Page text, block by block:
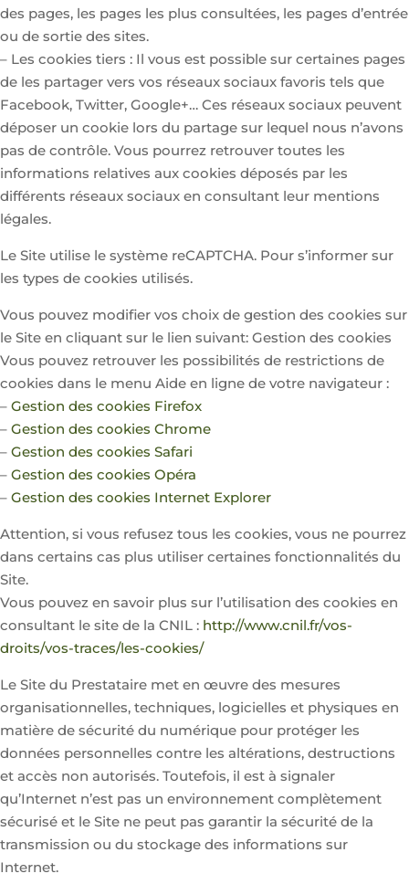
des pages, les pages les plus consultées, les pages d’entrée
ou de sortie des sites.
– Les cookies tiers : Il vous est possible sur certaines pages
de les partager vers vos réseaux sociaux favoris tels que
Facebook, Twitter, Google+… Ces réseaux sociaux peuvent
déposer un cookie lors du partage sur lequel nous n’avons
pas de contrôle. Vous pourrez retrouver toutes les
informations relatives aux cookies déposés par les
différents réseaux sociaux en consultant leur mentions
légales.
Le Site utilise le système reCAPTCHA. Pour s’informer sur
les types de cookies utilisés.
Vous pouvez modifier vos choix de gestion des cookies sur
le Site en cliquant sur le lien suivant: Gestion des cookies
Vous pouvez retrouver les possibilités de restrictions de
cookies dans le menu Aide en ligne de votre navigateur :
– Gestion des cookies Firefox
– Gestion des cookies Chrome
– Gestion des cookies Safari
– Gestion des cookies Opéra
– Gestion des cookies Internet Explorer
Attention, si vous refusez tous les cookies, vous ne pourrez
dans certains cas plus utiliser certaines fonctionnalités du
Site.
Vous pouvez en savoir plus sur l’utilisation des cookies en
consultant le site de la CNIL : http://www.cnil.fr/vos-
droits/vos-traces/les-cookies/
Le Site du Prestataire met en œuvre des mesures
organisationnelles, techniques, logicielles et physiques en
matière de sécurité du numérique pour protéger les
données personnelles contre les altérations, destructions
et accès non autorisés. Toutefois, il est à signaler
qu’Internet n’est pas un environnement complètement
sécurisé et le Site ne peut pas garantir la sécurité de la
transmission ou du stockage des informations sur
Internet.